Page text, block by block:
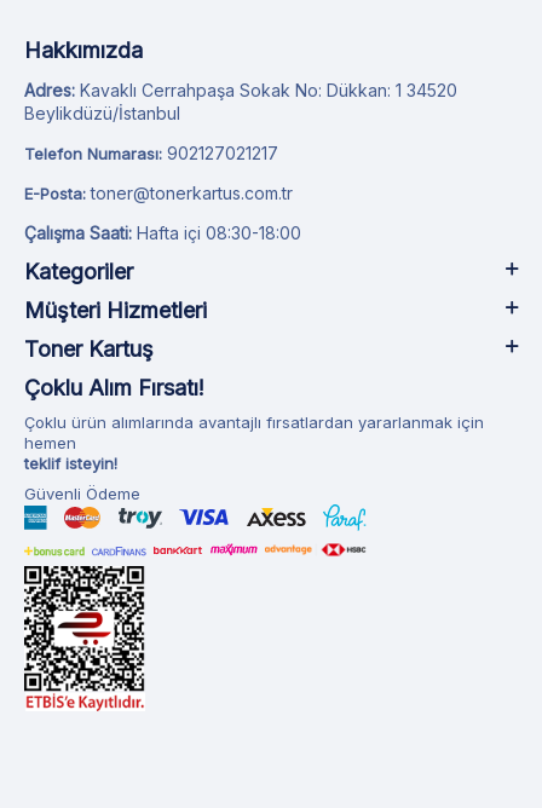
Hakkımızda
Adres: Kavaklı Cerrahpaşa Sokak No: Dükkan: 1 34520
Beylikdüzü/İstanbul
Telefon Numarası: 902127021217
E-Posta: toner@tonerkartus.com.tr
Çalışma Saati: Hafta içi 08:30-18:00
Kategoriler
Müşteri Hizmetleri
Toner Kartuş
Çoklu Alım Fırsatı!
Çoklu ürün alımlarında avantajlı fırsatlardan yararlanmak için
hemen
teklif isteyin!
Güvenli Ödeme